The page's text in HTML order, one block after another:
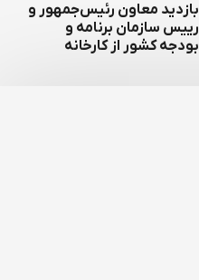
بازدید معاون رئیس‌جمهور و
رییس سازمان برنامه و
بودجه کشور از کارخانه